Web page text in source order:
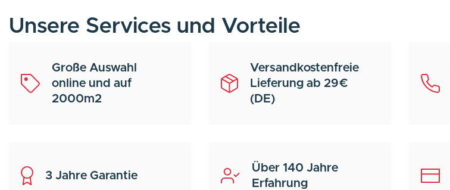
Unsere Services und Vorteile
Große Auswahl
online und auf
2000m2
Versandkostenfreie
Lieferung ab 29€
(DE)
3 Jahre Garantie
Über 140 Jahre
Erfahrung